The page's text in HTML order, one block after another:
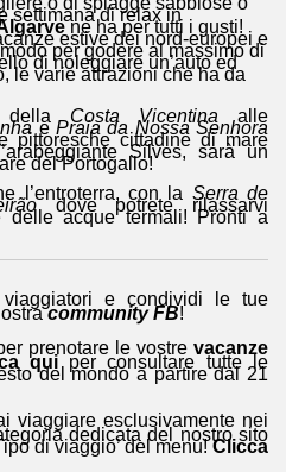
settimana di relax in
ne ha per tutti i gusti!
estive dei nord-europei e
per godere al massimo di
di noleggiare un’auto ed
le varie attrazioni che ha da
dellaCosta Vicentinaalle
e Praia da Nossa Senhora
pittoresche cittadine di mare
Silves, sarà un
del Portogallo!
l’entroterra, con la Serra de
dove potrete rilassarvi
delle acque termali! Pronti a
e condividi le tue
community FB!
prenotare le vostre vacanze
quiper consultare tutte le
del mondo a partire dal 21
viaggiare esclusivamente nei
dedicata del nostro sito
di viaggio’ del menu!Clicca